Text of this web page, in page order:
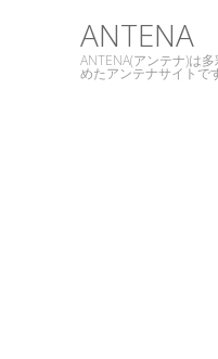
ANTENA
ANTENA(アンテナ)は
めたアンテナサイトで